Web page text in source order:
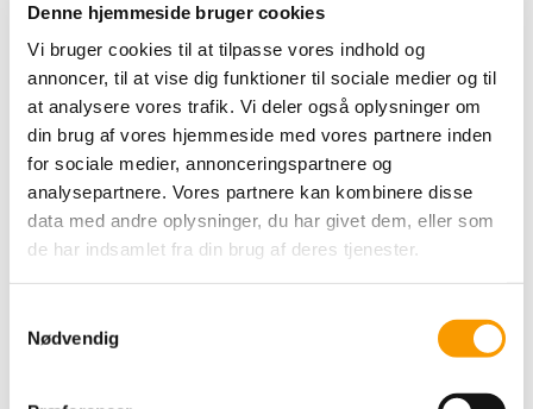
Denne hjemmeside bruger cookies
Vi bruger cookies til at tilpasse vores indhold og
annoncer, til at vise dig funktioner til sociale medier og til
at analysere vores trafik. Vi deler også oplysninger om
din brug af vores hjemmeside med vores partnere inden
for sociale medier, annonceringspartnere og
analysepartnere. Vores partnere kan kombinere disse
data med andre oplysninger, du har givet dem, eller som
de har indsamlet fra din brug af deres tjenester.
Nødvendig
35,00 DKK
VIS PRODUKT